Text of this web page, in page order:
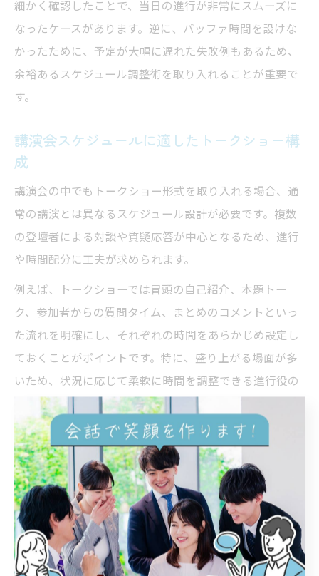
細かく確認したことで、当日の進行が非常にスムーズに
なったケースがあります。逆に、バッファ時間を設けな
かったために、予定が大幅に遅れた失敗例もあるため、
余裕あるスケジュール調整術を取り入れることが重要で
す。
講演会スケジュールに適したトークショー構
成
講演会の中でもトークショー形式を取り入れる場合、通
常の講演とは異なるスケジュール設計が必要です。複数
の登壇者による対談や質疑応答が中心となるため、進行
や時間配分に工夫が求められます。
例えば、トークショーでは冒頭の自己紹介、本題トー
ク、参加者からの質問タイム、まとめのコメントといっ
た流れを明確にし、それぞれの時間をあらかじめ設定し
ておくことがポイントです。特に、盛り上がる場面が多
いため、状況に応じて柔軟に時間を調整できる進行役の
存在が重要となります。
過去の事例では、対談が白熱しすぎて本来の終了時間を
大幅に超えてしまったケースもありました。こうしたリ
スクを防ぐため、進行役がタイムキーパーとして機能
し、参加者や登壇者に事前にスケジュールを共有してお
くことが成功の鍵となります。
講演会の流れとスケジュール表活用のコツ